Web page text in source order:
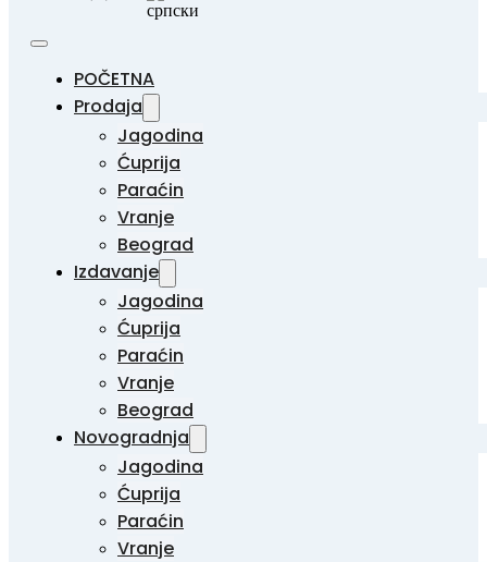
POČETNA
Prodaja
Jagodina
Ćuprija
Paraćin
Vranje
Beograd
Izdavanje
Jagodina
Ćuprija
Paraćin
Vranje
Beograd
Novogradnja
Jagodina
Ćuprija
Paraćin
Vranje